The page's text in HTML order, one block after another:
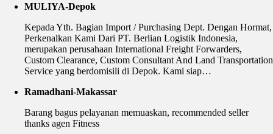
MULIYA-Depok
Kepada Yth. Bagian Import / Purchasing Dept. Dengan Hormat,
Perkenalkan Kami Dari PT. Berlian Logistik Indonesia,
merupakan perusahaan International Freight Forwarders,
Custom Clearance, Custom Consultant And Land Transportation
Service yang berdomisili di Depok. Kami siap…
Ramadhani-Makassar
Barang bagus pelayanan memuaskan, recommended seller
thanks agen Fitness